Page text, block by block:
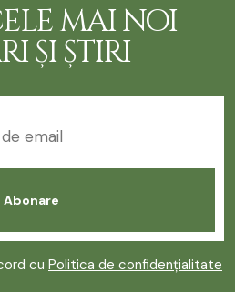
MAI NOI
ȘI ȘTIRI
cu Politica de confidențialitate